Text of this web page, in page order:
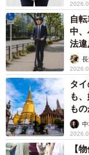
自
中
法
説】
タ
も
も
【